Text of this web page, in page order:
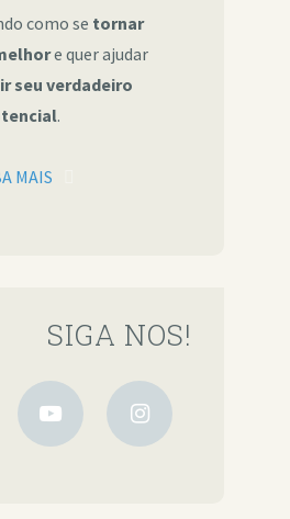
como se tornar
e quer ajudar
seu verdadeiro
.
MAIS
SIGA NOS!